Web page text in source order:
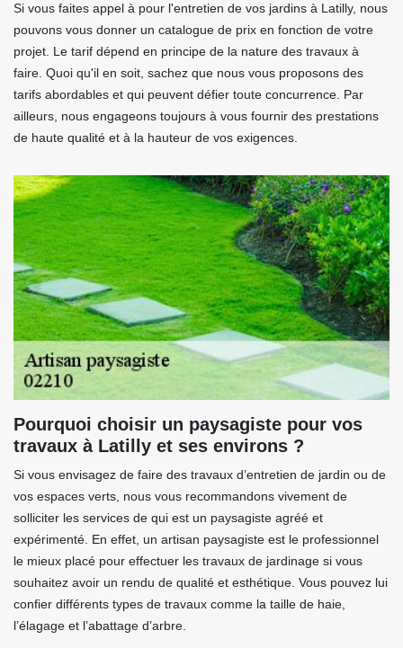
Si vous faites appel à pour l'entretien de vos jardins à Latilly, nous
pouvons vous donner un catalogue de prix en fonction de votre
projet. Le tarif dépend en principe de la nature des travaux à
faire. Quoi qu'il en soit, sachez que nous vous proposons des
tarifs abordables et qui peuvent défier toute concurrence. Par
ailleurs, nous engageons toujours à vous fournir des prestations
de haute qualité et à la hauteur de vos exigences.
Pourquoi choisir un paysagiste pour vos
travaux à Latilly et ses environs ?
Si vous envisagez de faire des travaux d’entretien de jardin ou de
vos espaces verts, nous vous recommandons vivement de
solliciter les services de qui est un paysagiste agréé et
expérimenté. En effet, un artisan paysagiste est le professionnel
le mieux placé pour effectuer les travaux de jardinage si vous
souhaitez avoir un rendu de qualité et esthétique. Vous pouvez lui
confier différents types de travaux comme la taille de haie,
l’élagage et l’abattage d’arbre.